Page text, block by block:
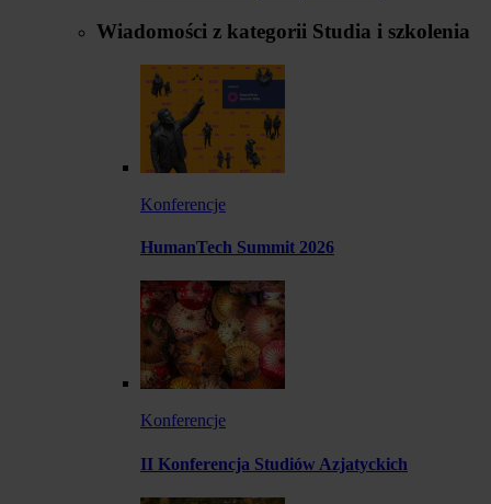
Wiadomości z kategorii Studia i szkolenia
Konferencje
HumanTech Summit 2026
Konferencje
II Konferencja Studiów Azjatyckich